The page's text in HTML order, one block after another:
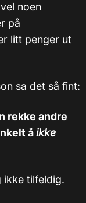
noen
på
litt penger ut
sa det så fint:
rekke andre
åikke
ikke tilfeldig.